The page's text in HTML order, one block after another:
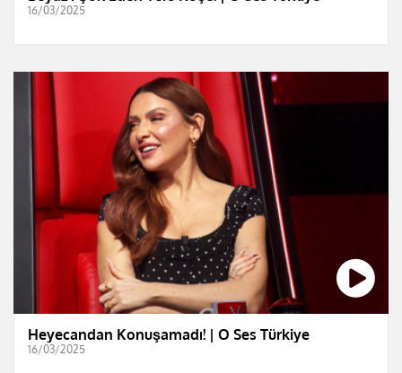
16/03/2025
Heyecandan Konuşamadı! | O Ses Türkiye
16/03/2025